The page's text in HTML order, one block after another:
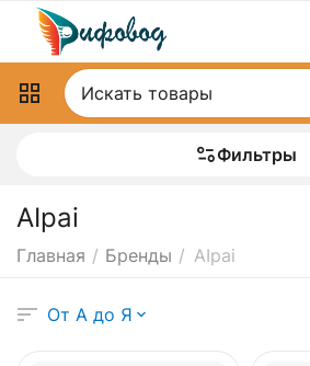
Фильтры
AIpai
Главная / Бренды / AIpai
От А до Я